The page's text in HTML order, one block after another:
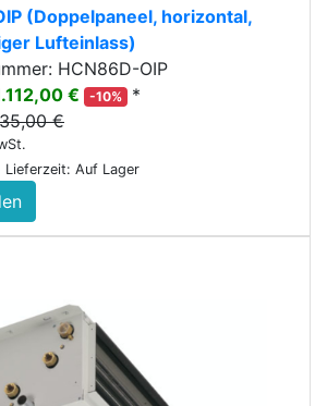
(Doppelpaneel, horizontal,
Lufteinlass)
HCN86D-OIP
€
-10%
*
€
Lieferzeit: Auf Lager